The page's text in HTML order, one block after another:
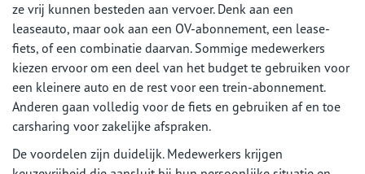
ze vrij kunnen besteden aan vervoer. Denk aan een
leaseauto, maar ook aan een OV-abonnement, een lease-
fiets, of een combinatie daarvan. Sommige medewerkers
kiezen ervoor om een deel van het budget te gebruiken voor
een kleinere auto en de rest voor een trein-abonnement.
Anderen gaan volledig voor de fiets en gebruiken af en toe
carsharing voor zakelijke afspraken.
De voordelen zijn duidelijk. Medewerkers krijgen